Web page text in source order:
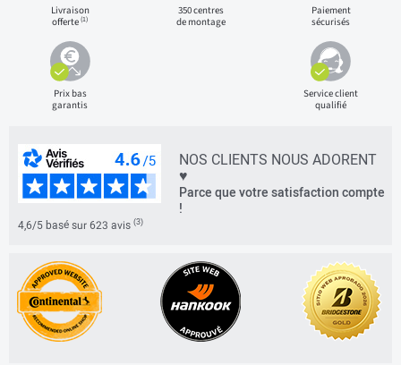
Livraison
offerte(1)
350 centres
de montage
Paiement
sécurisés
Prix bas
garantis
Service client
qualifié
NOS CLIENTS NOUS ADORENT
♥
Parce que votre satisfaction compte
!
4,6/5 basé sur 623 avis (3)